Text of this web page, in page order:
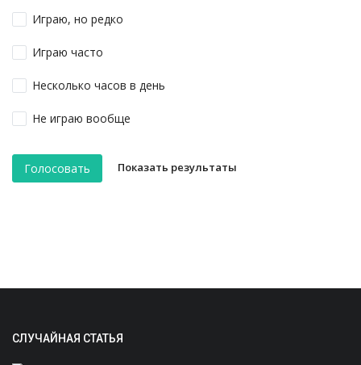
Играю, но редко
Играю часто
Несколько часов в день
Не играю вообще
Голосовать Показать результаты
СЛУЧАЙНАЯ СТАТЬЯ